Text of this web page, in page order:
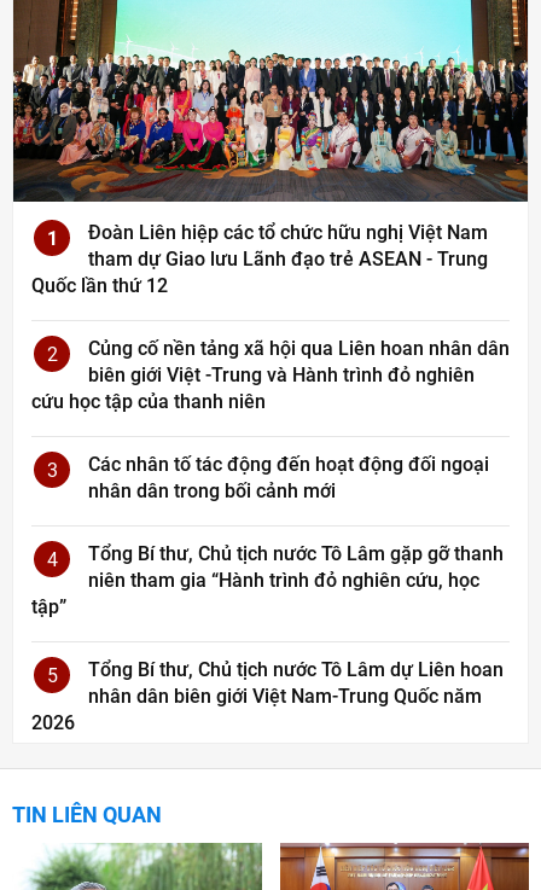
1
Đoàn Liên hiệp các tổ chức hữu nghị Việt Nam
tham dự Giao lưu Lãnh đạo trẻ ASEAN - Trung
Quốc lần thứ 12
2
Củng cố nền tảng xã hội qua Liên hoan nhân dân
biên giới Việt -Trung và Hành trình đỏ nghiên
cứu học tập của thanh niên
3
Các nhân tố tác động đến hoạt động đối ngoại
nhân dân trong bối cảnh mới
4
Tổng Bí thư, Chủ tịch nước Tô Lâm gặp gỡ thanh
niên tham gia “Hành trình đỏ nghiên cứu, học
tập”
5
Tổng Bí thư, Chủ tịch nước Tô Lâm dự Liên hoan
nhân dân biên giới Việt Nam-Trung Quốc năm
2026
TIN LIÊN QUAN